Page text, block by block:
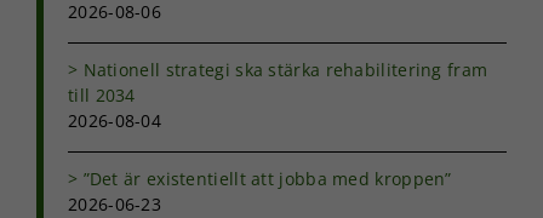
2026-08-06
Nationell strategi ska stärka rehabilitering fram
till 2034
2026-08-04
”Det är existentiellt att jobba med kroppen”
2026-06-23